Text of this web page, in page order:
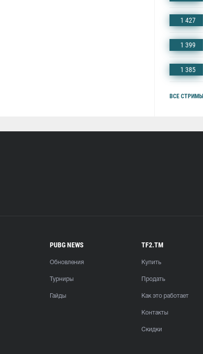
1 427
1 399
1 385
ВСЕ СТРИМЫ
PUBG NEWS
Обновления
Турниры
Гайды
TF2.TM
Купить
Продать
Как это работает
Контакты
Скидки